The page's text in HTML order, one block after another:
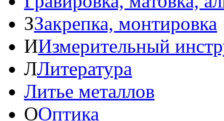
ЗЗакрепка, монтировка
ИИзмерительный
ЛЛитература
Литье металлов
ООптика